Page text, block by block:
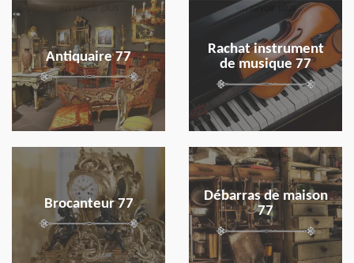
Antiquaire 77
en savoir plus
Rachat instrument
de musique 77
en savoir plus
Brocanteur 77
en savoir plus
Débarras de maison
77
en savoir plus